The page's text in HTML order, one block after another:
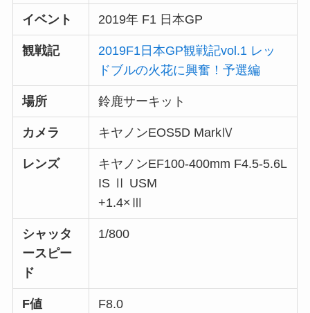
イベント 2019年 F1 日本GP
観戦記
2019F1日本GP観戦記vol.1 レッ
ドブルの火花に興奮！予選編
場所 鈴鹿サーキット
カメラ キヤノンEOS5D MarkⅣ
レンズ
キヤノンEF100-400mm F4.5-5.6L
IS Ⅱ USM
+1.4×Ⅲ
シャッタ
ースピー
ド
1/800
F値 F8.0